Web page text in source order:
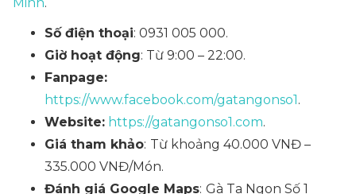
Số điện thoại: 0931 005 000.
Giờ hoạt động: Từ 9:00 – 22:00.
Fanpage:
https://www.facebook.com/gatangonso1.
Website: https://gatangonso1.com.
Giá tham khảo: Từ khoảng 40.000 VNĐ –
335.000 VNĐ/Món.
Đánh giá Google Maps: Gà Ta Ngon Số 1